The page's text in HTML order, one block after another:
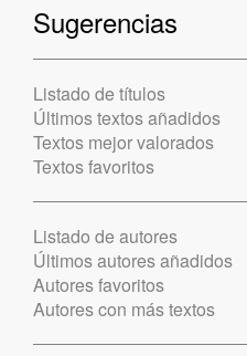
Sugerencias
Listado de títulos
Últimos textos añadidos
Textos mejor valorados
Textos favoritos
Listado de autores
Últimos autores añadidos
Autores favoritos
Autores con más textos